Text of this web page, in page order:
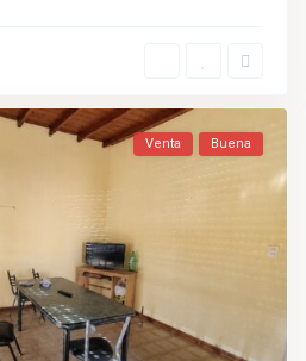
Venta Buena